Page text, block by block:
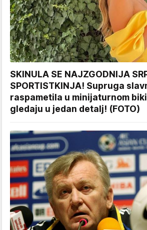
SKINULA SE NAJZGODNIJA
SPORTISTKINJA! Supruga
raspametila u minijaturnom
gledaju u jedan detalj! (FOTO)